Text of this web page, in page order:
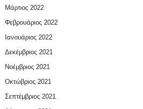
Μάρτιος 2022
Φεβρουάριος 2022
Ιανουάριος 2022
Δεκέμβριος 2021
Νοέμβριος 2021
Οκτώβριος 2021
Σεπτέμβριος 2021